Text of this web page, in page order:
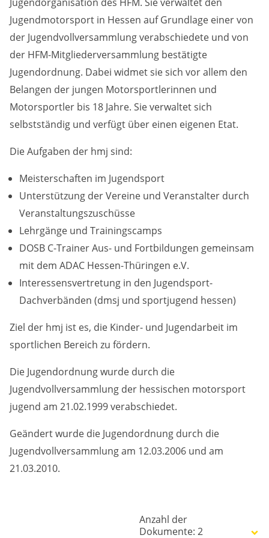
Jugendmotorsport in Hessen auf Grundlage einer von
der Jugendvollversammlung verabschiedete und von
der HFM-Mitgliederversammlung bestätigte
Jugendordnung. Dabei widmet sie sich vor allem den
Belangen der jungen Motorsportlerinnen und
Motorsportler bis 18 Jahre. Sie verwaltet sich
selbstständig und verfügt über einen eigenen Etat.
Die Aufgaben der hmj sind:
Meisterschaften im Jugendsport
Unterstützung der Vereine und Veranstalter durch
Veranstaltungszuschüsse
Lehrgänge und Trainingscamps
DOSB C-Trainer Aus- und Fortbildungen gemeinsam
mit dem ADAC Hessen-Thüringen e.V.
Interessensvertretung in den Jugendsport-
Dachverbänden (dmsj und sportjugend hessen)
Ziel der hmj ist es, die Kinder- und Jugendarbeit im
sportlichen Bereich zu fördern.
Die Jugendordnung wurde durch die
Jugendvollversammlung der hessischen motorsport
jugend am 21.02.1999 verabschiedet.
Geändert wurde die Jugendordnung durch die
Jugendvollversammlung am 12.03.2006 und am
21.03.2010.
Anzahl der
Dokumente: 2
Dieser Cookie speichert die gewählten Cookie-
Einstellungen.
Cookie Laufzeit:
12 Monate
Statistiken
Cookies, die der Sammlung von Informationen und
Erstellung von Berichten über die Website-
Besucher persönlich identifiziert werden können.
Google Analytics
Name:
_gat, _ga, _gid
Google LLC
Diese Cookies dienen zur Erhebung von Statistiken zur
Website-Nutzung.
Cookie Laufzeit:
24 Monate
Medien & externe Dienste
Um Inhalte von Videoplattformen und weiteren externen
Diensten anzeigen zu können, werden von diesen ggf.
Cookies gesetzt. Die Einbindung kann bei Bedarf einzeln